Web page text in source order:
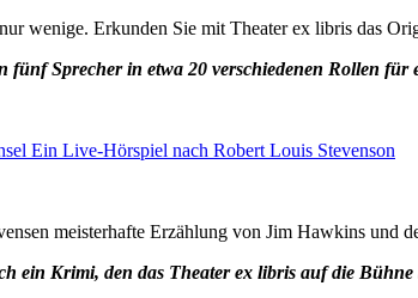
wenige. Erkunden Sie mit Theater ex libris das
fünf Sprecher in etwa 20 verschiedenen Rollen für
meisterhafte Erzählung von Jim Hawkins und
ein Krimi, den das Theater ex libris auf die